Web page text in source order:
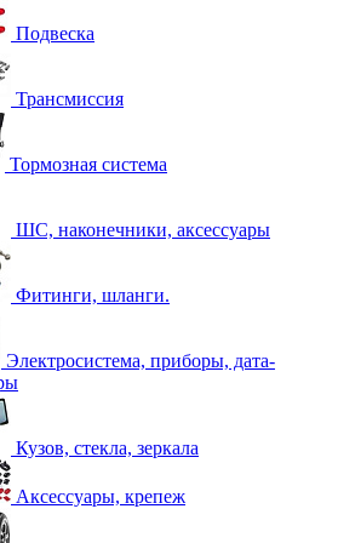
Подвеска
Трансмиссия
Тормозная система
ШС, наконечники, аксессуары
Фитинги, шланги.
Электросистема, приборы, дата-
Кузов, стекла, зеркала
Аксессуары, крепеж